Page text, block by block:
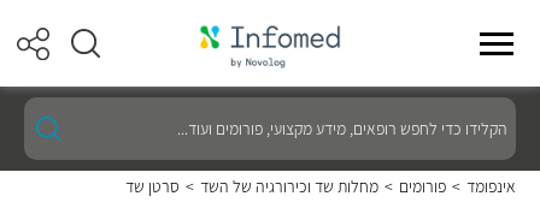
הקלידו
כדי
לחפש
רופאים,
מידע
אינפומד > פורומים > מחלות שד וכירורגיה של השד > סרטן שד